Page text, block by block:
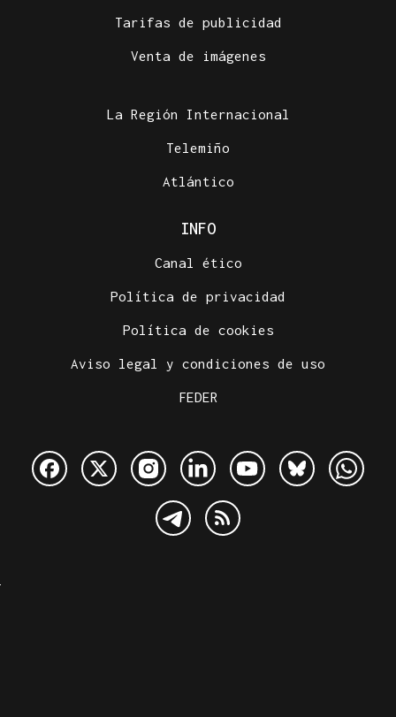
Tarifas de publicidad
Venta de imágenes
La Región Internacional
Telemiño
Atlántico
INFO
Canal ético
Política de privacidad
Política de cookies
Aviso legal y condiciones de uso
FEDER